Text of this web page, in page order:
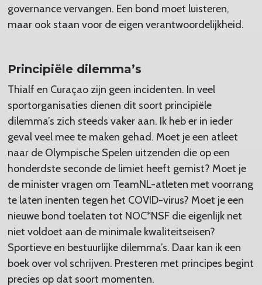
governance vervangen. Een bond moet luisteren,
maar ook staan voor de eigen verantwoordelijkheid.
Principiële dilemma’s
Thialf en Curaçao zijn geen incidenten. In veel
sportorganisaties dienen dit soort principiële
dilemma’s zich steeds vaker aan. Ik heb er in ieder
geval veel mee te maken gehad. Moet je een atleet
naar de Olympische Spelen uitzenden die op een
honderdste seconde de limiet heeft gemist? Moet je
de minister vragen om TeamNL-atleten met voorrang
te laten inenten tegen het COVID-virus? Moet je een
nieuwe bond toelaten tot NOC*NSF die eigenlijk net
niet voldoet aan de minimale kwaliteitseisen?
Sportieve en bestuurlijke dilemma’s. Daar kan ik een
boek over vol schrijven. Presteren met principes begint
precies op dat soort momenten.